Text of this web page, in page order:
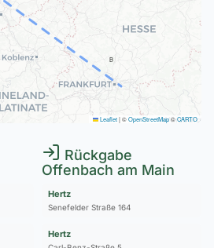
B
Leaflet|©OpenStreetMap©CARTO
Rückgabe
Offenbach am Main
Hertz
Senefelder Straße 164
Hertz